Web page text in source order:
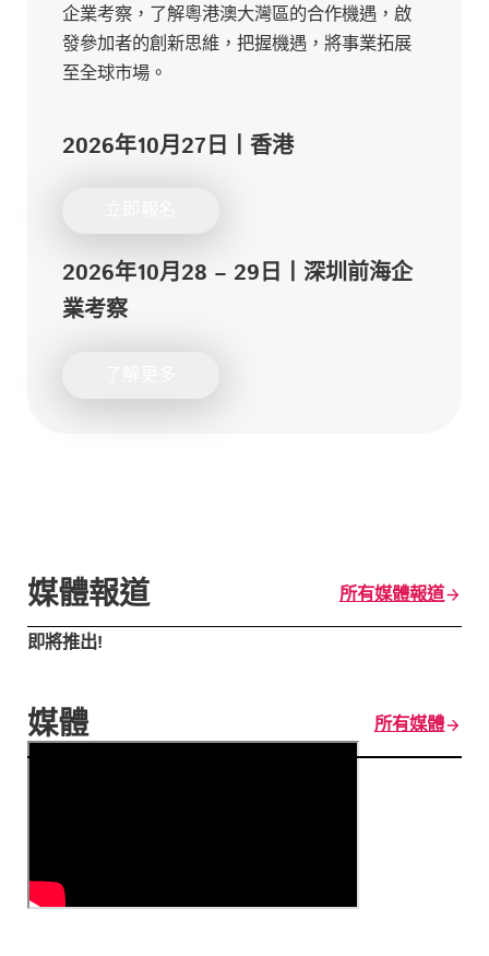
企業考察，了解粵港澳大灣區的合作機遇，啟
發參加者的創新思維，把握機遇，將事業拓展
至全球市場。
2026年10月27日丨香港
2026年10月28 – 29日丨深圳前海企
業考察
媒體報道
所有媒體報道
即將推出!
媒體 所有媒體